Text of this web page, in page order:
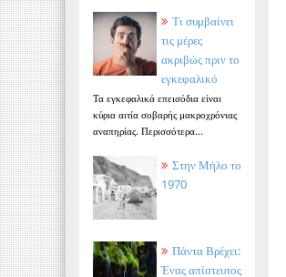
Τι συμβαίνει
τις μέρες
ακριβώς πριν το
εγκεφαλικό
Τα εγκεφαλικά επεισόδια είναι
κύρια αιτία σοβαρής μακροχρόνιας
αναπηρίας. Περισσότερα...
Στην Μήλο το
1970
Πάντα Βρέχει:
Ένας απίστευτος